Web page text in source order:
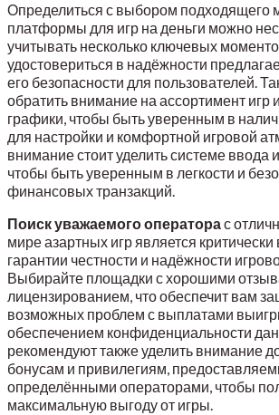
Определиться с выбором подходящего
платформы для игр на деньги можно
учитывать несколько ключевых
удостовериться в надёжности
его безопасности для пользователей.
обратить внимание на ассортимент игр
графики, чтобы быть уверенным в
для настройки и комфортной игровой
внимание стоит уделить системе ввода
чтобы быть уверенным в легкости и
финансовых транзакций.
Поиск уважаемого операторас
мире азартных игр является
гарантии честности и надёжности
Выбирайте площадки с хорошими
лицензированием, что обеспечит вам
возможных проблем с выплатами
обеспечением конфиденциальности
рекомендуют также уделить внимание
бонусам и привилегиям,
определёнными операторами, чтобы
максимальную выгоду от игры.